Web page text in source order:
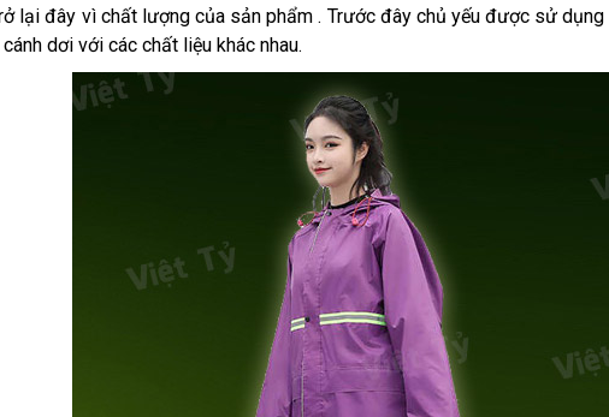
lại đây vì chất lượng của sản phẩm . Trước đây chủ yếu được sử
dơi với các chất liệu khác nhau.